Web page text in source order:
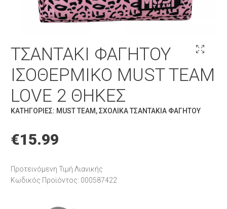
ΤΣΑΝΤΆΚΙ ΦΑΓΗΤΟΎ
ΙΣΟΘΕΡΜΙΚΌ MUST TEAM
LOVE 2 ΘΉΚΕΣ
ΚΑΤΗΓΟΡΊΕΣ: MUST TEAM,ΣΧΟΛΙΚΆ ΤΣΑΝΤΆΚΙΑ ΦΑΓΗΤΟΎ
€15.99
Προτεινόμενη Τιμή Λιανικής
Κωδικός Προϊόντος: 000587422